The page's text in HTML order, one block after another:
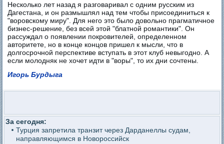
Несколько лет назад я разговаривал с одним русским из
Дагестана, и он размышлял над тем чтобы присоединиться к
"воровскому миру". Для него это было довольно прагматичное
бизнес-решение, без всей этой "блатной романтики". Он
рассуждал о появлении покровителей, определенном
авторитете, но в конце концов пришел к мысли, что в
долгосрочной перспективе вступать в этот клуб невыгодно. А
если молодняк не хочет идти в "воры", то их дни сочтены.
Игорь Бурдыга
За сегодня:
Турция запретила транзит через Дарданеллы судам,
направляющимся в Новороссийск